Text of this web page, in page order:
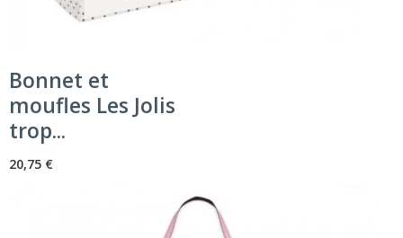
Bonnet et
moufles Les Jolis
trop...
20,75 €